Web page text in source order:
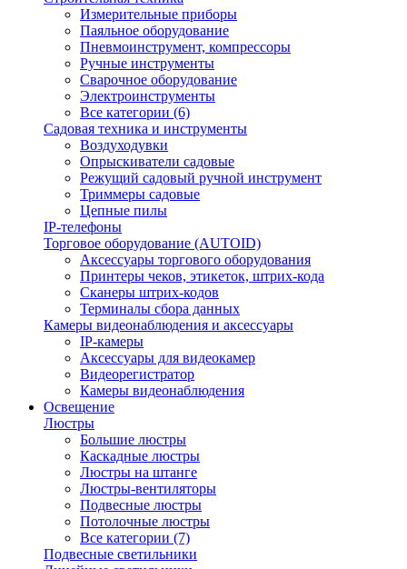
Измерительные приборы
Паяльное оборудование
Пневмоинструмент, компрессоры
Ручные инструменты
Сварочное оборудование
Электроинструменты
Все категории (6)
Садовая техника и инструменты
Воздуходувки
Опрыскиватели садовые
Режущий садовый ручной инструмент
Триммеры садовые
Цепные пилы
IP-телефоны
Торговое оборудование (AUTOID)
Аксессуары торгового оборудования
Принтеры чеков, этикеток, штрих-кода
Сканеры штрих-кодов
Терминалы сбора данных
Камеры видеонаблюдения и аксессуары
IP-камеры
Аксессуары для видеокамер
Видеорегистратор
Камеры видеонаблюдения
Освещение
Люстры
Большие люстры
Каскадные люстры
Люстры на штанге
Люстры-вентиляторы
Подвесные люстры
Потолочные люстры
Все категории (7)
Подвесные светильники